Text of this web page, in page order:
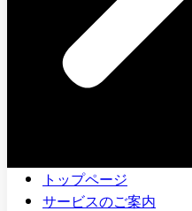
トップページ
サービスのご案内